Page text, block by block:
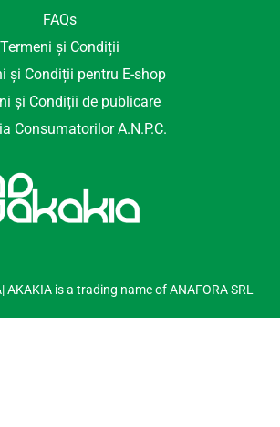
FAQs
Termeni și Condiții
și Condiții pentru E-shop
și Condiții de publicare
Consumatorilor A.N.P.C.
AKAKIA is a trading name of ANAFORA SRL